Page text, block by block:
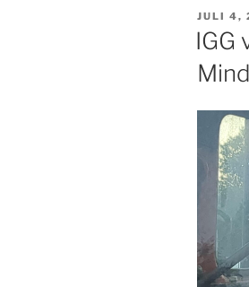
AM
JULI 4,
IGG